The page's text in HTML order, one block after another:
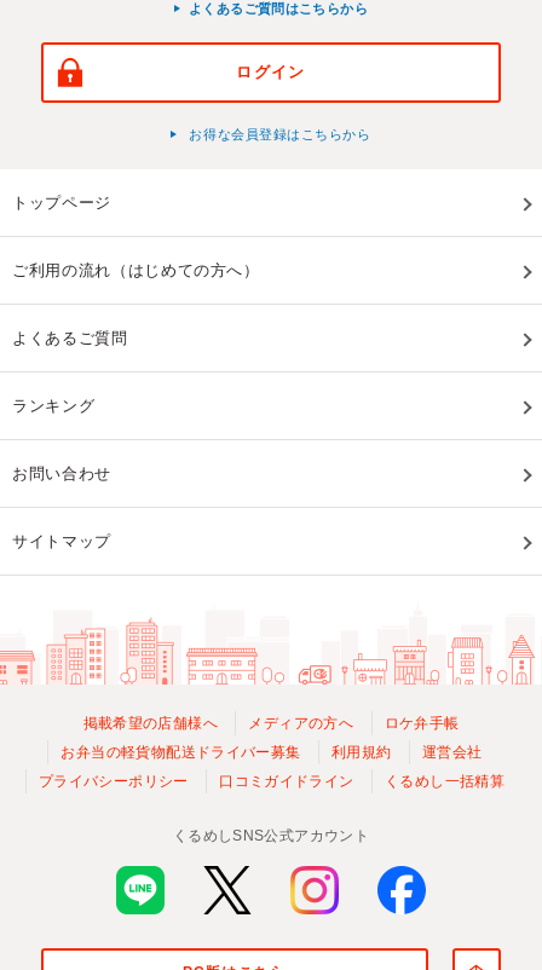
よくあるご質問はこちらから
ログイン
お得な会員登録はこちらから
トップページ
ご利用の流れ（はじめての方へ）
よくあるご質問
ランキング
お問い合わせ
サイトマップ
掲載希望の店舗様へ メディアの方へ
ロケ弁手帳
お弁当の軽貨物配送ドライバー募集
利用規約
運営会社
プライバシーポリシー
口コミガイドライン くるめし一括精算
くるめしSNS公式アカウント